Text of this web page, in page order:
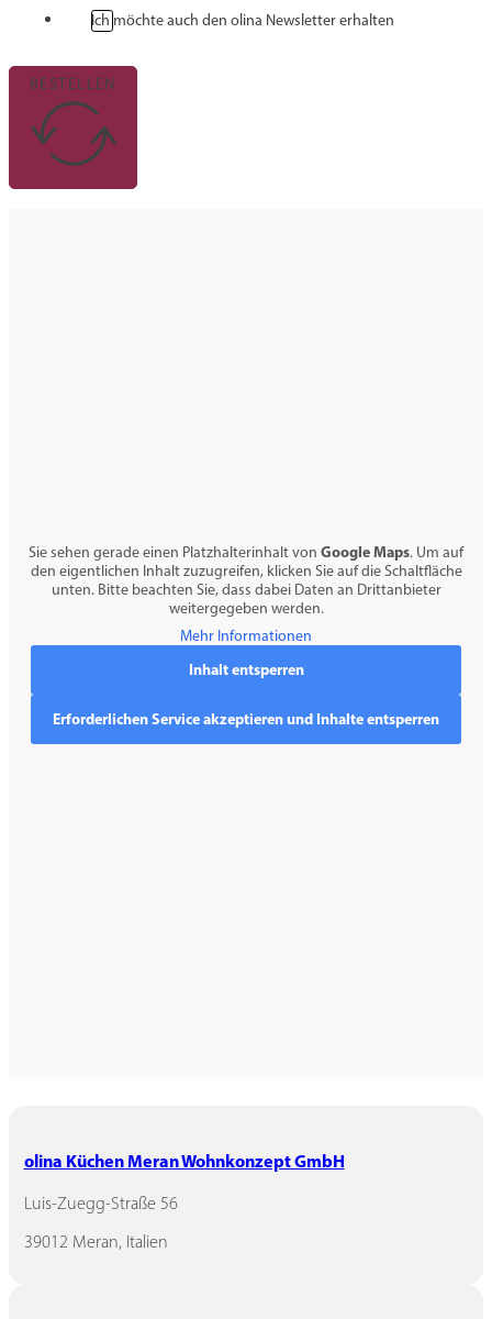
Ich möchte auch den olina Newsletter erhalten
BESTELLEN
Sie sehen gerade einen Platzhalterinhalt von Google Maps. Um auf
den eigentlichen Inhalt zuzugreifen, klicken Sie auf die Schaltfläche
unten. Bitte beachten Sie, dass dabei Daten an Drittanbieter
weitergegeben werden.
Mehr Informationen
Inhalt entsperren
Erforderlichen Service akzeptieren und Inhalte entsperren
olina Küchen Meran Wohnkonzept GmbH
Luis-Zuegg-Straße 56
39012 Meran, Italien